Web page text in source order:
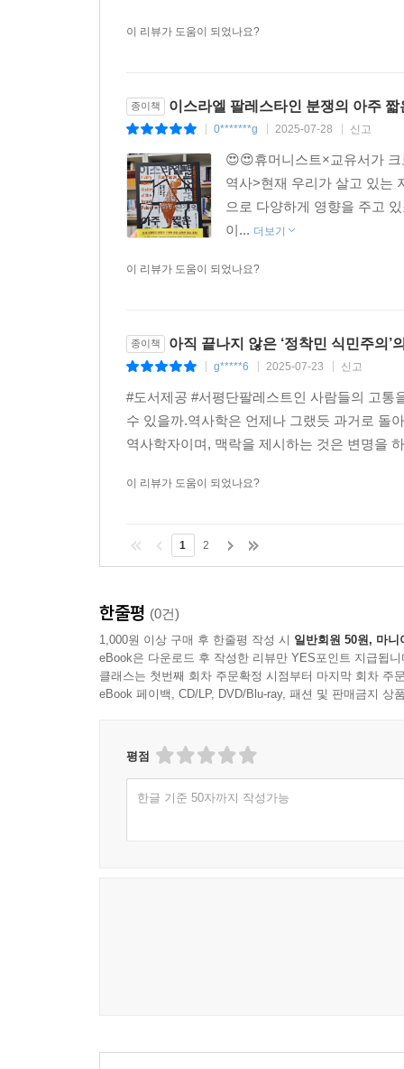
마을이 파괴되며, 소읍과 도시 대부분이 폐허가
나크바’라고 부른다.
이집트 대통령 나세르와 전략적 동맹을 유지하
체결했으며, 1967년 6월, 나세르는 시나이 반도
달성했다. 그리고 1백 개 가까운 그 지역 마을을
이스라엘 정부는 요르단강 유역과 베들레헴, 대
선언하자, 이스라엘은 무자비한 대응으로 팔레
운동이 진행되었으나 이스라엘군은 전력을 동
일삼았으며, 집단 처벌 조치를 가했다. 1996
만들었으며, 어떤 식으로 저항을 하든 잔인한
이스라엘이 도발한 2000년 2차 인티파다
아리엘 샤론의 무슬림 성지 하람 알샤리프 방문
경찰의 총에 맞아 사망했다. 하마스가 유대인들
부상을 입자, 이스라엘은 공군을 동원해서 도시를
이스라엘은 정착촌을 확대하고 팔레스타인인
팔레스타인 민간인을 보호하지 않았다. 2021년
위해 11일 동안 단합된 행동에 나섰으나, 이스라
이 리뷰가 도움이 되었나요?
종이책 이스라엘 팔레스타인 분쟁의 아주
0*******g 2025-07-28 신고
😍😍휴머니스트×교유서가
역사>현재 우리가 살고 있는
으로 다양하게 영향을 주고
이... 더보기
이 리뷰가 도움이 되었나요?
종이책 아직 끝나지 않은 ‘정착민 식민주의’
g*****6 2025-07-23 신고
#도서제공 #서평단팔레스트인 사람들의 고
수 있을까.역사학은 언제나 그랬듯 과거로 돌
역사학자이며, 맥락을 제시하는 것은 변명을
이 리뷰가 도움이 되었나요?
1 2
한줄평 (0건)
1,000원 이상 구매 후 한줄평 작성 시 일반회원 50원, 마니
eBook은 다운로드 후 작성한 리뷰만 YES포인트 지급됩니
클래스는 첫번째 회차 주문확정 시점부터 마지막 회차 주
eBook 페이백, CD/LP, DVD/Blu-ray, 패션 및 판매금지 상
평점
한글 기준 50자까지 작성가능